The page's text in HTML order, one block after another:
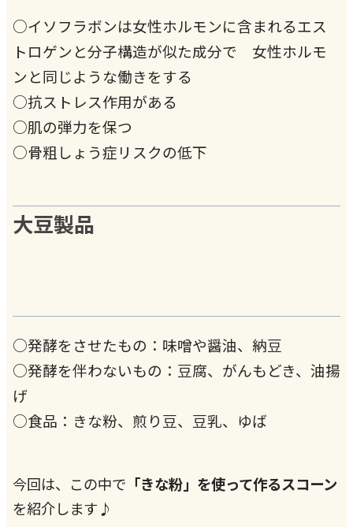
○イソフラボンは女性ホルモンに含まれるエス
トロゲンと分子構造が似た成分で 女性ホルモ
ンと同じような働きをする
○抗ストレス作用がある
○肌の弾力を保つ
○骨粗しょう症リスクの低下
大豆製品
○発酵をさせたもの：味噌や醤油、納豆
○発酵を伴わないもの：豆腐、がんもどき、油揚
げ
○食品：きな粉、煎り豆、豆乳、ゆば
今回は、この中で 「きな粉」を使って作るスコーン
を紹介します♪